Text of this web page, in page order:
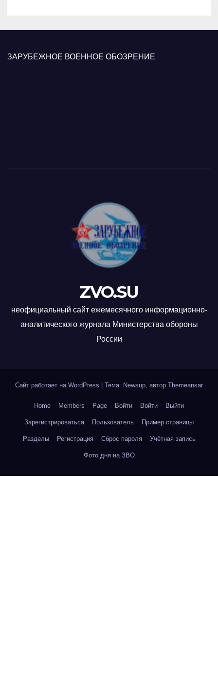
ЗАРУБЕЖНОЕ ВОЕННОЕ ОБОЗРЕНИЕ
ZVO.SU
неофициальный сайт ежемесячного информационно-
аналитического журнала Министерства обороны
России
Сайт работает на WordPress | Тема: Newsup, автор Themeansar
Home Members Page Войти Войти Выйти
Зарегистрироваться Пользователь Пример страницы
Разделы Регистрация Сброс пароля Учётная запись
Фото дня на ЗВО